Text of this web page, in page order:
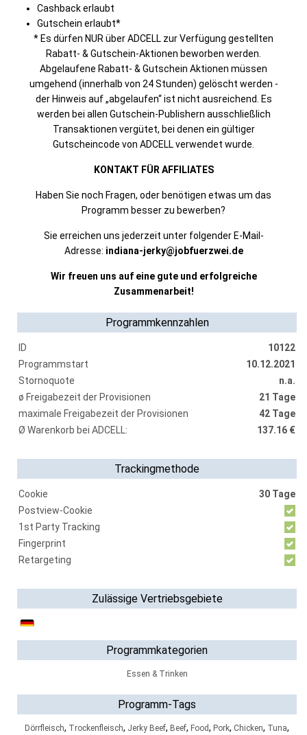
Cashback erlaubt
Gutschein erlaubt*
* Es dürfen NUR über ADCELL zur Verfügung gestellten
Rabatt- & Gutschein-Aktionen beworben werden.
Abgelaufene Rabatt- & Gutschein Aktionen müssen
umgehend (innerhalb von 24 Stunden) gelöscht werden -
der Hinweis auf „abgelaufen“ ist nicht ausreichend. Es
werden bei allen Gutschein-Publishern ausschließlich
Transaktionen vergütet, bei denen ein gültiger
Gutscheincode von ADCELL verwendet wurde.
KONTAKT FÜR AFFILIATES
Haben Sie noch Fragen, oder benötigen etwas um das
Programm besser zu bewerben?
Sie erreichen uns jederzeit unter folgender E-Mail-
Adresse: indiana-jerky@jobfuerzwei.de
Wir freuen uns auf eine gute und erfolgreiche
Zusammenarbeit!
Programmkennzahlen
ID
10122
Programmstart
10.12.2021
Stornoquote
n.a.
ø Freigabezeit der Provisionen
21 Tage
maximale Freigabezeit der Provisionen
42 Tage
Ø Warenkorb bei ADCELL:
137.16 €
Trackingmethode
Cookie
30 Tage
Postview-Cookie
1st Party Tracking
Fingerprint
Retargeting
Zulässige Vertriebsgebiete
Programmkategorien
Essen & Trinken
Programm-Tags
Dörrfleisch, Trockenfleisch, Jerky Beef, Beef, Food, Pork, Chicken, Tuna,